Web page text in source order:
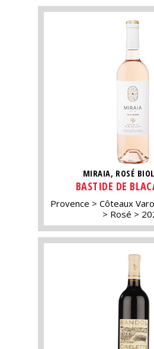
MIRAIA, ROSÉ
BASTIDE DE
Provence
Côteaux
Rosé